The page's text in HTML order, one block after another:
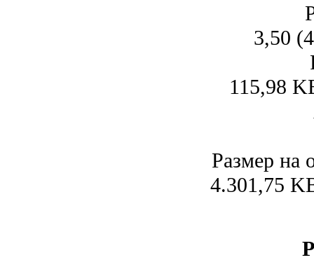
3,50
115,98
Размер на
4.301,75